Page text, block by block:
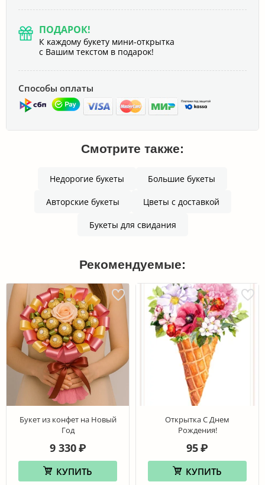
ПОДАРОК!
К каждому букету мини-открытка
с Вашим текстом в подарок!
Способы оплаты
Смотрите также:
Недорогие букеты Большие букеты
Авторские букеты Цветы с доставкой
Букеты для свидания
Рекомендуемые:
Букет из конфет на Новый
Год
9 330 ₽
КУПИТЬ
Открытка С Днем
Рождения!
95₽
КУПИТЬ